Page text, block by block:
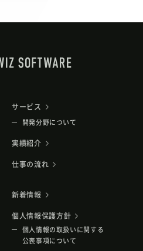
サービス
開発分野について
実績紹介
仕事の流れ
新着情報
個人情報保護方針
個人情報の取扱いに関する
公表事項について